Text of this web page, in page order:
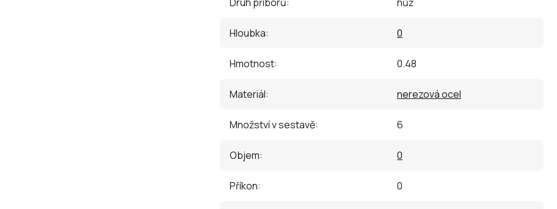
Druh příborů: nůž
Hloubka: 0
Hmotnost: 0.48
Materiál: nerezová ocel
Množství v sestavě: 6
Objem: 0
Příkon: 0